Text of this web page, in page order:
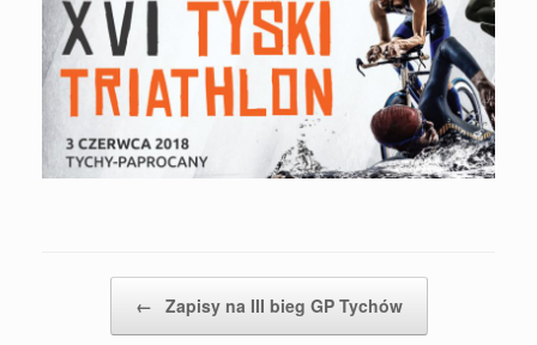
← Zapisy na III bieg GP Tychów